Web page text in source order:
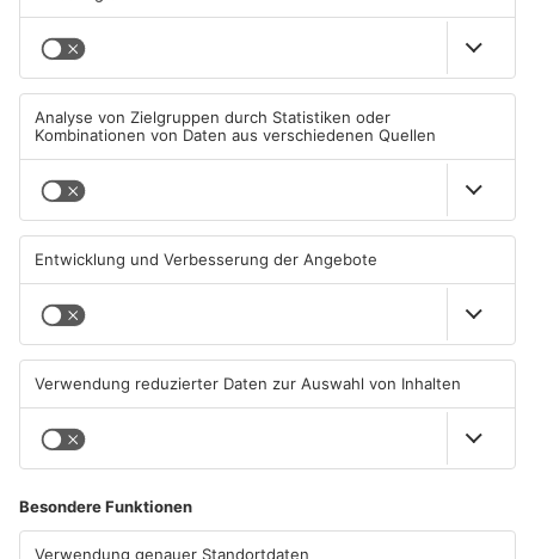
PRIMAVERALAND
03.08.2026, 13:00 UHR IN
Keine größeren Staus am
Ferienwochenende im
Primaveraland
03.08.2026, 11:08 UHR IN
PRIMAVERALAND
Baustellen starten bei
Dammbach, Obernburg und
Aschaffenburg